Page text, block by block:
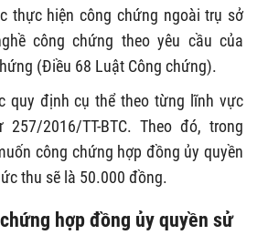
thực hiện công chứng ngoài trụ sở
công chứng theo yêu cầu của
(Điều 68 Luật Công chứng).
quy định cụ thể theo từng lĩnh vực
2016/TT-BTC. Theo đó, trong
công chứng hợp đồng ủy quyền
thu sẽ là 50.000 đồng.
hợp đồng ủy quyền sử